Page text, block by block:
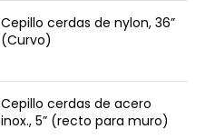
Cepillo cerdas de nylon, 36”
(Curvo)
Cepillo cerdas de acero
inox., 5” (recto para muro)